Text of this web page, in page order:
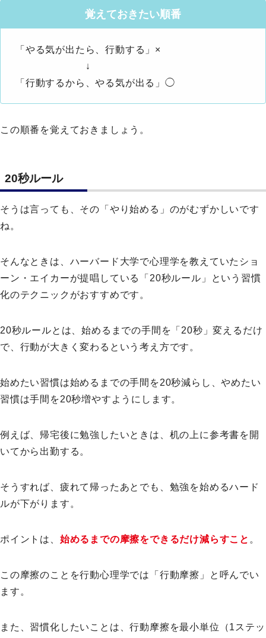
覚えておきたい順番
「やる気が出たら、行動する」×
↓
「行動するから、やる気が出る」◯
この順番を覚えておきましょう。
20秒ルール
そうは言っても、その「やり始める」のがむずかしいです
ね。
そんなときは、ハーバード大学で心理学を教えていたショ
ーン・エイカーが提唱している「20秒ルール」という習慣
化のテクニックがおすすめです。
20秒ルールとは、始めるまでの手間を「20秒」変えるだけ
で、行動が大きく変わるという考え方です。
始めたい習慣は始めるまでの手間を20秒減らし、やめたい
習慣は手間を20秒増やすようにします。
例えば、帰宅後に勉強したいときは、机の上に参考書を開
いてから出勤する。
そうすれば、疲れて帰ったあとでも、勉強を始めるハード
ルが下がります。
ポイントは、 始めるまでの摩擦をできるだけ減らすこと 。
この摩擦のことを行動心理学では「行動摩擦」と呼んでい
ます。
また、習慣化したいことは、行動摩擦を最小単位（1ステッ